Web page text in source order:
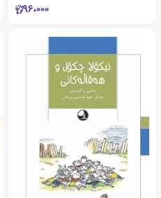
96،000